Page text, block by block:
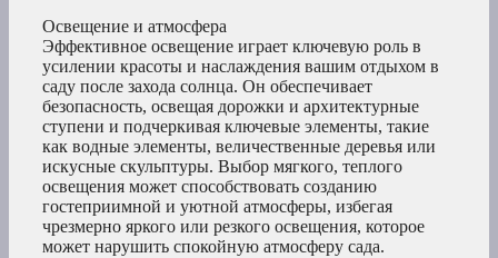
Освещение и атмосфера
Эффективное освещение играет ключевую роль в
усилении красоты и наслаждения вашим отдыхом в
саду после захода солнца. Он обеспечивает
безопасность, освещая дорожки и архитектурные
ступени и подчеркивая ключевые элементы, такие
как водные элементы, величественные деревья или
искусные скульптуры. Выбор мягкого, теплого
освещения может способствовать созданию
гостеприимной и уютной атмосферы, избегая
чрезмерно яркого или резкого освещения, которое
может нарушить спокойную атмосферу сада.